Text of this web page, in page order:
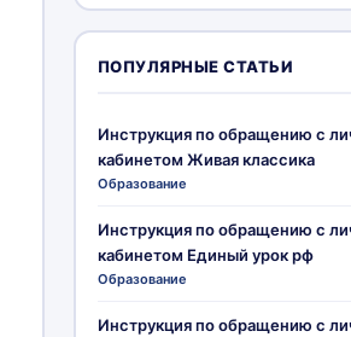
ПОПУЛЯРНЫЕ СТАТЬИ
Инструкция по обращению с
кабинетом Живая классика
Образование
Инструкция по обращению с
кабинетом Единый урок рф
Образование
Инструкция по обращению с